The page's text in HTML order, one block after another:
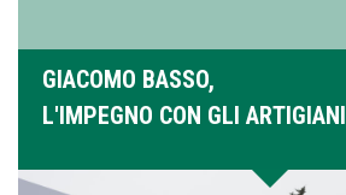
GIACOMO BASSO,
L'IMPEGNO CON GLI ARTIGIANI